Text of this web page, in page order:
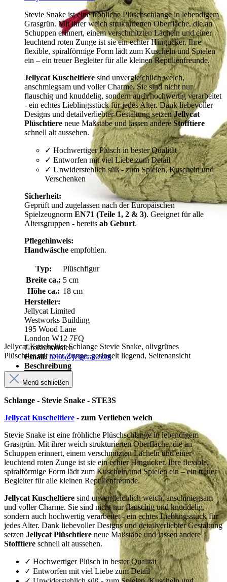
Jellycat Kuscheltier Schlange Stevie Snake, olivgrünes
Plüschtier mit roter Zunge, geringelt liegend, Seitenansicht
Stevie Snake ist eine fröhliche Plüschschlange in lebendigem
Grasgrün. Mit ihrer weich strukturierten Oberfläche, die an
Schuppen erinnert, einem verschmitzten Lächeln und einer
leuchtend roten Zunge ist sie ein echter Hingucker. Ihre
flexible, spiralförmige Form lädt zum Kuscheln und Spielen
ein – ein treuer Begleiter für alle kleinen Reptilienfreunde.
Jellycat Kuscheltiere sind unvergleichlich weich,
anschmiegsam und voller Charme. Sie sind nicht nur
flauschig und knuddelig, sondern auch hochwertig verarbeitet
- ein echtes Lieblingsstück für jedes Alter. Dank liebevoller
Designs und detailverliebter Gestaltung setzenJellycat
Plüschtiere neue Maßstäbe und lassen andere Stofftiere
schnell alt aussehen.
✓ Hochwertiger Plüsch in bester Qualität
✓ Entworfen mit viel Liebe zum Detail
✓ Unwiderstehlich süß - zum Spielen, Kuscheln und
Verschenken
Sicherheit:
Geprüft und zugelassen nach der Europäischen
Spielzeugnorm EN71 (Teile 1, 2 & 3). Geeignet für alle
Altersgruppen - bereits ab Geburt.
Pflegehinweis:
Handwäsche empfohlen.
Typ:
Plüschfigur
Breite ca.: 5 cm
Höhe ca.: 18 cm
Hersteller:
Jellycat Limited
Westworks Building
195 Wood Lane
London W12 7FQ
Großbritannien
Email: hello@jellycat.com
Beschreibung
Menü schließen
Schlange - Stevie Snake - STE3S
Jellycat Kuscheltiere - zum Verlieben weich
Stevie Snake ist eine fröhliche Plüschschlange in lebendigem
Grasgrün. Mit ihrer weich strukturierten Oberfläche, die an
Schuppen erinnert, einem verschmitzten Lächeln und einer
leuchtend roten Zunge ist sie ein echter Hingucker. Ihre flexible,
spiralförmige Form lädt zum Kuscheln und Spielen ein – ein treuer
Begleiter für alle kleinen Reptilienfreunde.
Jellycat Kuscheltiere sind unvergleichlich weich, anschmiegsam
und voller Charme. Sie sind nicht nur flauschig und knuddelig,
sondern auch hochwertig verarbeitet - ein echtes Lieblingsstück für
jedes Alter. Dank liebevoller Designs und detailverliebter Gestaltung
setzen Jellycat Plüschtiere neue Maßstäbe und lassen andere
Stofftiere schnell alt aussehen.
✓ Hochwertiger Plüsch in bester Qualität
✓ Entworfen mit viel Liebe zum Detail